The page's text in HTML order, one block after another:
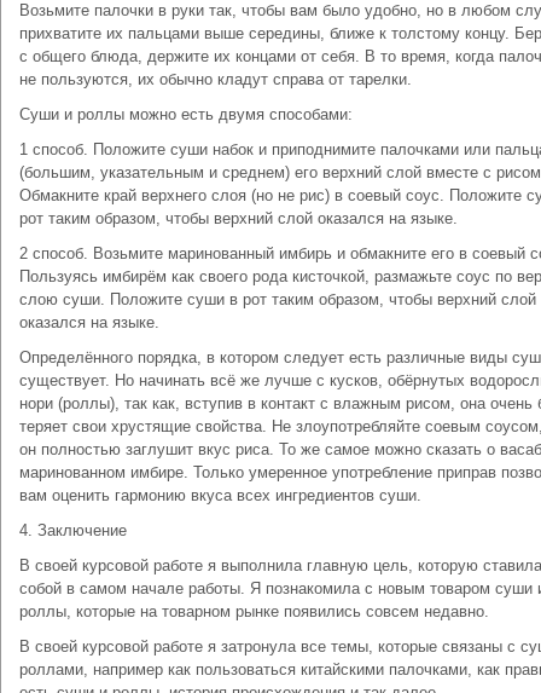
Возьмите палочки в руки так, чтобы вам было удобно, но в любом
прихватите их пальцами выше середины, ближе к толстому концу.
с общего блюда, держите их концами от себя. В то время, когда
не пользуются, их обычно кладут справа от тарелки.
Суши и роллы можно есть двумя способами:
1 способ. Положите суши набок и приподнимите палочками или
(большим, указательным и среднем) его верхний слой вместе с
Обмакните край верхнего слоя (но не рис) в соевый соус. Положите
рот таким образом, чтобы верхний слой оказался на языке.
2 способ. Возьмите маринованный имбирь и обмакните его в соевый
Пользуясь имбирём как своего рода кисточкой, размажьте соус по
слою суши. Положите суши в рот таким образом, чтобы верхний слой
оказался на языке.
Определённого порядка, в котором следует есть различные виды
существует. Но начинать всё же лучше с кусков, обёрнутых
нори (роллы), так как, вступив в контакт с влажным рисом, она очень
теряет свои хрустящие свойства. Не злоупотребляйте соевым
он полностью заглушит вкус риса. То же самое можно сказать о
маринованном имбире. Только умеренное употребление приправ
вам оценить гармонию вкуса всех ингредиентов суши.
4. Заключение
В своей курсовой работе я выполнила главную цель, которую
собой в самом начале работы. Я познакомила с новым товаром суши
роллы, которые на товарном рынке появились совсем недавно.
В своей курсовой работе я затронула все темы, которые связаны с
роллами, например как пользоваться китайскими палочками, как